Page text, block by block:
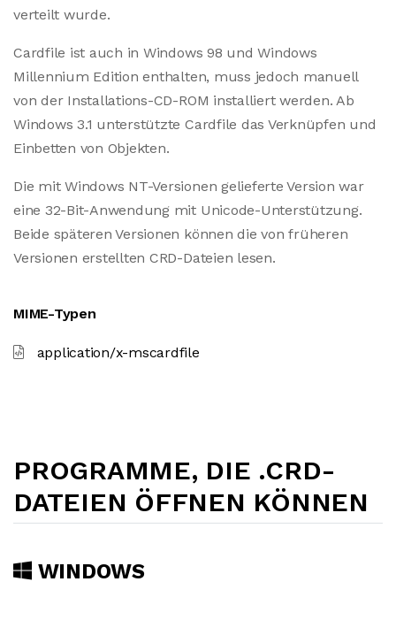
verteilt wurde.
Cardfile ist auch in Windows 98 und Windows
Millennium Edition enthalten, muss jedoch manuell
von der Installations-CD-ROM installiert werden. Ab
Windows 3.1 unterstützte Cardfile das Verknüpfen und
Einbetten von Objekten.
Die mit Windows NT-Versionen gelieferte Version war
eine 32-Bit-Anwendung mit Unicode-Unterstützung.
Beide späteren Versionen können die von früheren
Versionen erstellten CRD-Dateien lesen.
MIME-Typen
application/x-mscardfile
PROGRAMME, DIE .CRD-
DATEIEN ÖFFNEN KÖNNEN
WINDOWS